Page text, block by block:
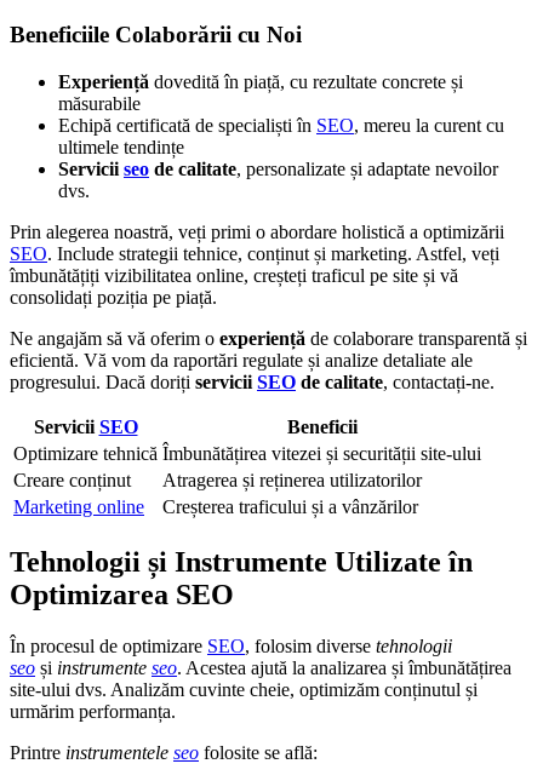
Beneficiile Colaborării cu Noi
Experiență dovedită în piață, cu rezultate concrete și
măsurabile
Echipă certificată de specialiști în SEO, mereu la curent cu
ultimele tendințe
Servicii seo de calitate, personalizate și adaptate nevoilor
dvs.
Prin alegerea noastră, veți primi o abordare holistică a optimizării
SEO. Include strategii tehnice, conținut și marketing. Astfel, veți
îmbunătățiți vizibilitatea online, creșteți traficul pe site și vă
consolidați poziția pe piață.
Ne angajăm să vă oferim o experiență de colaborare transparentă și
eficientă. Vă vom da raportări regulate și analize detaliate ale
progresului. Dacă doriți servicii SEO de calitate, contactați-ne.
Servicii SEO
Beneficii
Optimizare tehnică Îmbunătățirea vitezei și securității site-ului
Creare conținut
Atragerea și reținerea utilizatorilor
Marketing online
Creșterea traficului și a vânzărilor
Tehnologii și Instrumente Utilizate în
Optimizarea SEO
În procesul de optimizare SEO, folosim diverse tehnologii
seo și instrumente seo. Acestea ajută la analizarea și îmbunătățirea
site-ului dvs. Analizăm cuvinte cheie, optimizăm conținutul și
urmărim performanța.
Printre instrumentele seo folosite se află: